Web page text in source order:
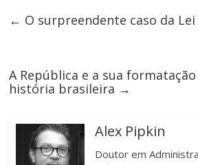
← O surpreendente caso da
A República e a sua
história brasileira →
Alex Pipkin
Doutor em